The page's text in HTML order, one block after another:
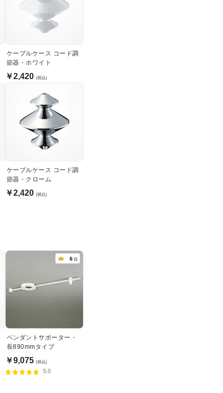
ケーブルケース コード調
節器・ホワイト
￥2,420 (税込)
ケーブルケース コード調
節器・クローム
￥2,420 (税込)
6 位
ペンダントサポーター・
長890mmタイプ
￥9,075 (税込)
5.0